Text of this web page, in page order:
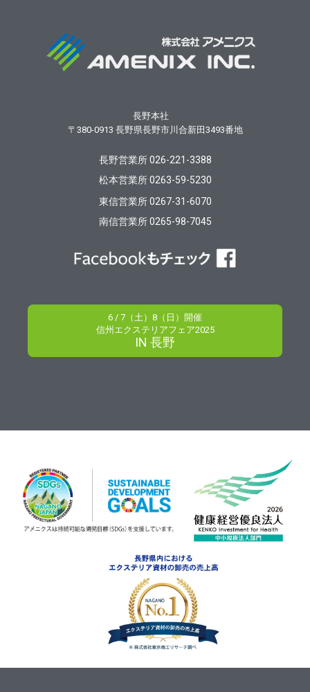
長野本社
〒380-0913 長野県長野市川合新田3493番地
長野営業所 026-221-3388
松本営業所 0263-59-5230
東信営業所 0267-31-6070
南信営業所 0265-98-7045
6 / 7（土）8（日）開催
信州エクステリアフェア2025
IN 長野